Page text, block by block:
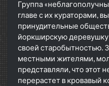
Группа
главе с их кураторами,
принудительные
йоркширскую
своей старобытностью.
местными жителями,
представляли, что этот
перерастет в кровавый